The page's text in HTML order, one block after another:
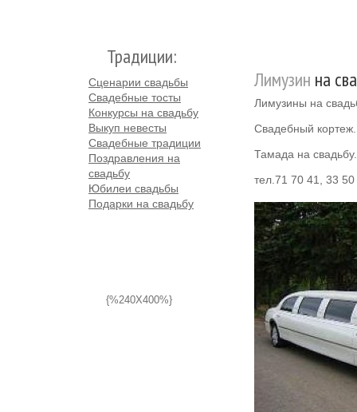
Традиции:
Сценарии свадьбы
Свадебные тосты
Конкурсы на свадьбу
Выкуп невесты
Свадебные традиции
Поздравления на
свадьбу
Юбилеи свадьбы
Подарки на свадьбу
{%240X400%}
Лимузин на
Лимузины на
Свадебный кортеж.
Тамада на свадьбу.
тел.71 70 41, 33 50